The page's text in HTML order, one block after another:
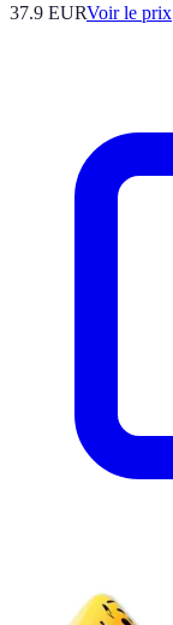
37.9 EURVoir le prix